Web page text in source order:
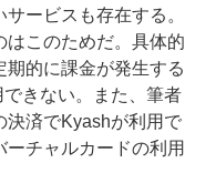
ービスも存在する。
はこのためだ。具体的
的に課金が発生する
きない。また、筆者
決済でKyashが利用で
チャルカードの利用